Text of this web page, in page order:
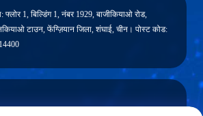
फ्लोर 1, बिल्डिंग 1, नंबर 1929, बाजीकियाओ रोड,
टाउन, फेंग्ज़ियान जिला, शंघाई, चीन। पोस्ट कोड: